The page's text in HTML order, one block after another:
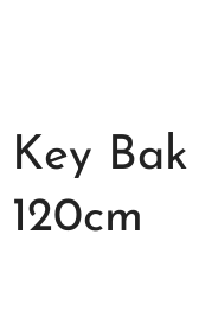
Key
120cm